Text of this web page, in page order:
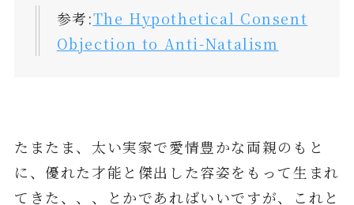
参考:The Hypothetical Consent
Objection to Anti-Natalism
たまたま、太い実家で愛情豊かな両親のもと
に、優れた才能と傑出した容姿をもって生まれ
てきた、、、とかであればいいですが、これと